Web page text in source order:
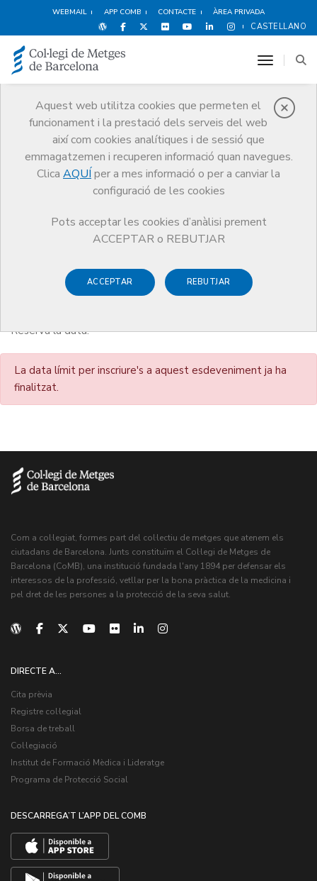
WEBMAIL APP COMB CONTACTE ÀREA PRIVADA
CASTELLANO
Aquest web utilitza cookies que permeten el
funcionament i la prestació dels serveis del web
així com cookies analítiques i de sessió que
emmagatzemen i recuperen informació quan navegues.
Clica AQUÍ per a mes informació o per a canviar la
configuració de les cookies
Pots acceptar les cookies d’anàlisi prement
ACCEPTAR o REBUTJAR
ACCEPTAR REBUTJAR
toggle
Agenda
Agenda Inscripció activitat
Benvinguda als nous
col·legiats i col·legiades MIR
2024 (Presencial)
Reserva la data!
La data límit per inscriure's a aquest esdeveniment ja ha
finalitzat.
Com a col·legiat, formes part del col·lectiu de metges que atenem els
ciutadans de Barcelona. Junts constituïm el Col·legi de Metges de
Barcelona (CoMB), una institució fundada l'any 1894 per defensar els
interessos de la professió, vetllar per la bona pràctica de la medicina i
pel dret de les persones a la protecció de la seva salut.
DIRECTE A...
Cita prèvia
Registre col·legial
Borsa de treball
Col·legiació
Institut de Formació Mèdica i Lideratge
Programa de Protecció Social
DESCARREGA’T L’APP DEL COMB